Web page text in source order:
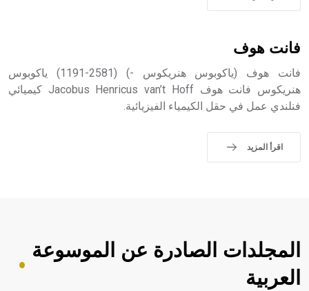
sign تكتب منفصلة غير متصلة، وتعتمد المبدأ الأكوروفوني،
حيث تقتصر القيمة الصوتية للعلامة الك
فانت هوف
فانت هوف (ياكوبوس هنريكوس -) (2581-1191) ياكوبوس
هنريكوس فانت هوف Jacobus Henricus van’t Hoff كيميائي
فنلندي عمل في حقل الكيمياء الفيزيائية.
اقرأ المزيد
المجلدات الصادرة عن الموسوعة
العربية